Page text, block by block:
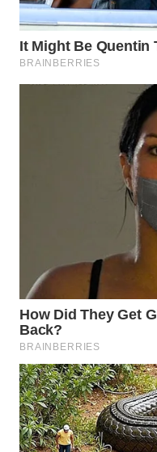
WN
KALTIM
WN
SULSEL
MALUKU
WN
MALUT
WN
DAIRI
WN
DANAU